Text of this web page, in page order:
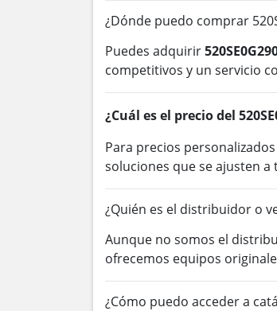
¿Dónde puedo comprar
Puedes adquirir
competitivos y un servicio
¿Cuál es el precio del
Para precios
soluciones que se ajusten
¿Quién es el distribuidor o
Aunque no somos el
ofrecemos equipos
¿Cómo puedo acceder a